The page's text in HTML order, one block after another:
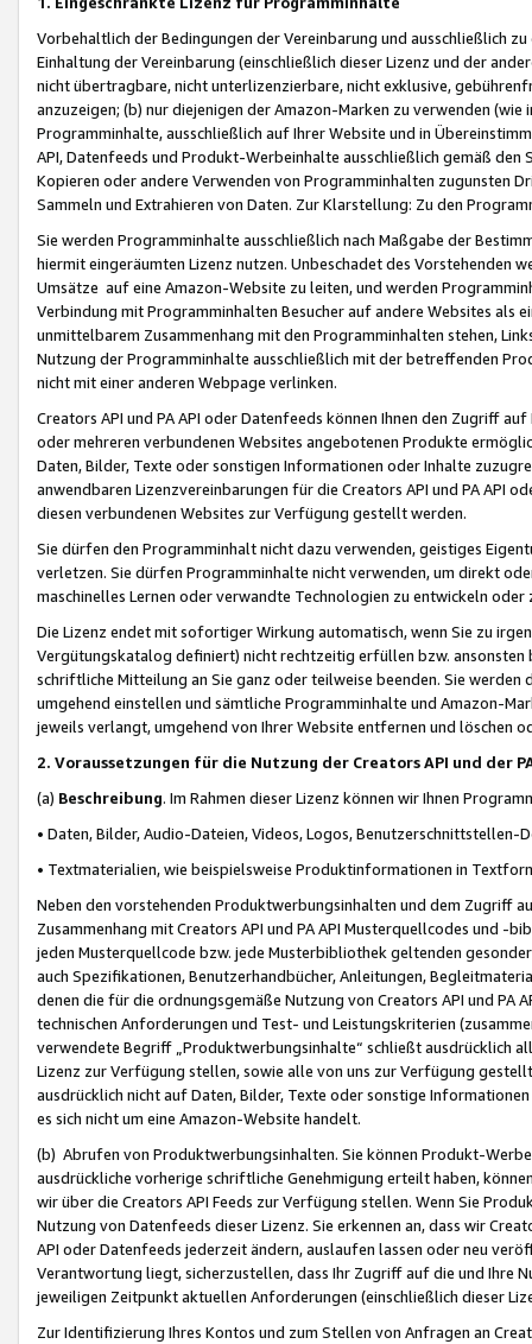
Vorbehaltlich der Bedingungen der Vereinbarung und ausschließlich
Einhaltung der Vereinbarung (einschließlich dieser Lizenz und der
nicht übertragbare, nicht unterlizenzierbare, nicht exklusive,
anzuzeigen; (b) nur diejenigen der Amazon-Marken zu verwenden
Programminhalte, ausschließlich auf Ihrer Website und in
API, Datenfeeds und Produkt-Werbeinhalte ausschließlich gemäß
Kopieren oder andere Verwenden von Programminhalten zugunsten
Sammeln und Extrahieren von Daten. Zur Klarstellung: Zu den
Sie werden Programminhalte ausschließlich nach Maßgabe der
hiermit eingeräumten Lizenz nutzen. Unbeschadet des Vorstehenden
Umsätze auf eine Amazon-Website zu leiten, und werden
Verbindung mit Programminhalten Besucher auf andere Websites als
unmittelbarem Zusammenhang mit den Programminhalten stehen,
Nutzung der Programminhalte ausschließlich mit der betreffenden
nicht mit einer anderen Webpage verlinken.
Creators API und PA API oder Datenfeeds können Ihnen den Zugriff
oder mehreren verbundenen Websites angebotenen Produkte
Daten, Bilder, Texte oder sonstigen Informationen oder Inhalte
anwendbaren Lizenzvereinbarungen für die Creators API und PA API
diesen verbundenen Websites zur Verfügung gestellt werden.
Sie dürfen den Programminhalt nicht dazu verwenden, geistiges
verletzen. Sie dürfen Programminhalte nicht verwenden, um direkt
maschinelles Lernen oder verwandte Technologien zu entwickeln
Die Lizenz endet mit sofortiger Wirkung automatisch, wenn Sie zu
Vergütungskatalog definiert) nicht rechtzeitig erfüllen bzw. ansonsten
schriftliche Mitteilung an Sie ganz oder teilweise beenden. Sie werden
umgehend einstellen und sämtliche Programminhalte und Amazon-
jeweils verlangt, umgehend von Ihrer Website entfernen und löschen
2. Voraussetzungen für die Nutzung der Creators API und der
(a) Beschreibung. Im Rahmen dieser Lizenz können wir Ihnen
• Daten, Bilder, Audio-Dateien, Videos, Logos, Benutzerschnittstellen-
• Textmaterialien, wie beispielsweise Produktinformationen in
Neben den vorstehenden Produktwerbungsinhalten und dem Zugriff
Zusammenhang mit Creators API und PA API Musterquellcodes und
jeden Musterquellcode bzw. jede Musterbibliothek geltenden
auch Spezifikationen, Benutzerhandbücher, Anleitungen,
denen die für die ordnungsgemäße Nutzung von Creators API und PA
technischen Anforderungen und Test- und Leistungskriterien
verwendete Begriff „Produktwerbungsinhalte“ schließt ausdrücklich
Lizenz zur Verfügung stellen, sowie alle von uns zur Verfügung
ausdrücklich nicht auf Daten, Bilder, Texte oder sonstige
es sich nicht um eine Amazon-Website handelt.
(b) Abrufen von Produktwerbungsinhalten. Sie können Produkt-
ausdrückliche vorherige schriftliche Genehmigung erteilt haben,
wir über die Creators API Feeds zur Verfügung stellen. Wenn Sie
Nutzung von Datenfeeds dieser Lizenz. Sie erkennen an, dass wir
API oder Datenfeeds jederzeit ändern, auslaufen lassen oder neu
Verantwortung liegt, sicherzustellen, dass Ihr Zugriff auf die und Ihre
jeweiligen Zeitpunkt aktuellen Anforderungen (einschließlich dieser
Zur Identifizierung Ihres Kontos und zum Stellen von Anfragen an